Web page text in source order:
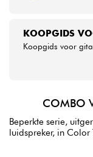
KOOPGIDS
Koopgids voor
COMBO
Beperkte serie,
luidspreker, in Color